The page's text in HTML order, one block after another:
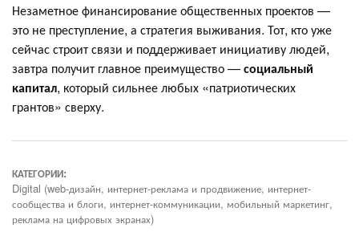
Незаметное финансирование общественных проектов —
это не преступление, а стратегия выживания. Тот, кто уже
сейчас строит связи и поддерживает инициативу людей,
завтра получит главное преимущество —социальный
капитал, который сильнее любых «патриотических
грантов» сверху.
КАТЕГОРИИ:
Digital (web-дизайн, интернет-реклама и продвижение, интернет-
сообщества и блоги, интернет-коммуникации, мобильный маркетинг,
реклама на цифровых экранах)